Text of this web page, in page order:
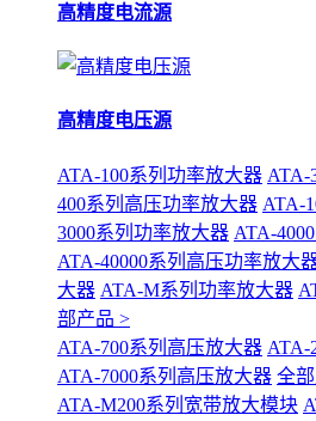
高精度电流源
高精度电压源
ATA-100系列功率放大器 ATA-
400系列高压功率放大器 ATA-
3000系列功率放大器 ATA-
ATA-40000系列高压功率放大
大器 ATA-M系列功率放大器
部产品 >
ATA-700系列高压放大器 ATA-
ATA-7000系列高压放大器 全
ATA-M200系列宽带放大模块